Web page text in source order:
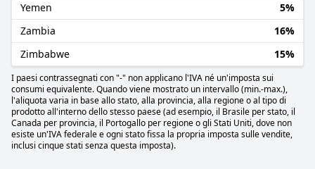
Yemen
5%
Zambia
16%
Zimbabwe
15%
I paesi contrassegnati con "-" non applicano l'IVA né un'imposta sui
consumi equivalente. Quando viene mostrato un intervallo (min.-max.),
l'aliquota varia in base allo stato, alla provincia, alla regione o al tipo di
prodotto all'interno dello stesso paese (ad esempio, il Brasile per stato, il
Canada per provincia, il Portogallo per regione o gli Stati Uniti, dove non
esiste un'IVA federale e ogni stato fissa la propria imposta sulle vendite,
inclusi cinque stati senza questa imposta).